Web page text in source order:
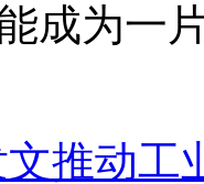
成为一
推动工